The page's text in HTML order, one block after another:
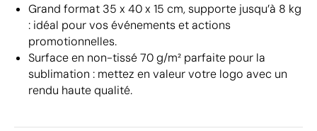
Grand format 35 x 40 x 15 cm, supporte jusqu’à 8 kg
: idéal pour vos événements et actions
promotionnelles.
Surface en non-tissé 70 g/m² parfaite pour la
sublimation : mettez en valeur votre logo avec un
rendu haute qualité.